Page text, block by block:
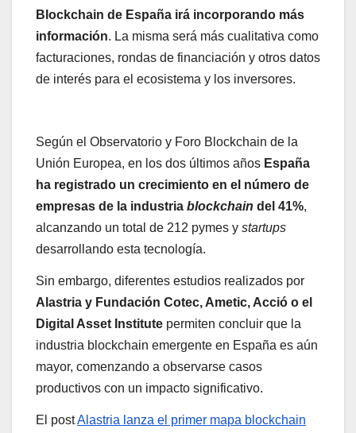
Blockchain de España irá incorporando más
información. La misma será más cualitativa como
facturaciones, rondas de financiación y otros datos
de interés para el ecosistema y los inversores.
Según el Observatorio y Foro Blockchain de la
Unión Europea, en los dos últimos años España
ha registrado un crecimiento en el número de
empresas de la industria blockchain del 41%,
alcanzando un total de 212 pymes y startups
desarrollando esta tecnología.
Sin embargo, diferentes estudios realizados por
Alastria y Fundación Cotec, Ametic, Acció o el
Digital Asset Institute permiten concluir que la
industria blockchain emergente en España es aún
mayor, comenzando a observarse casos
productivos con un impacto significativo.
El postAlastria lanza el primer mapa blockchain